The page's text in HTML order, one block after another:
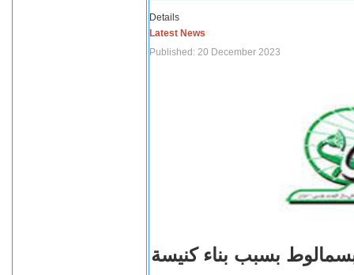
Details
Latest News
Published: 20 December 2023
بسبب بناء كنيسة